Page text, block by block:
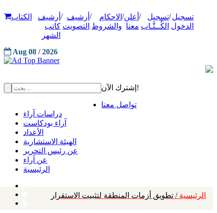
تسجيل
الدخول
/تسجيل
الكُــتَّـاب
/ أعلن
معنا
/ الاحكام
والشروط
/ أرشيف
التصويت
/ أرشيف
كاتب
الشهر
الكتاب
Aug 08 / 2026
إشترك الآن!
تواصل معنا
دراسات آراء
آراء بودكاست
الأعداد
الهيئة الاستشارية
عن رئيس التحرير
عن آراء
الرئيسية
الرئيسية / تطويق أزمات المنطقة لتثبيت الاستقرار